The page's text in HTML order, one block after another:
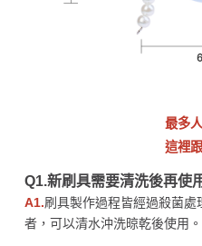
最多
這裡
Q1.新刷具需要清洗後再使
A1.刷具製作過程皆經過殺菌
者，可以清水沖洗晾乾後使用。